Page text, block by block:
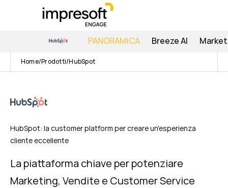
PANORAMICA Breeze AI
Home Prodotti HubSpot
HubSpot: la customer platform per creare un'esperienza
cliente eccellente
La piattaforma chiave per potenziare
Marketing, Vendite e Customer Service